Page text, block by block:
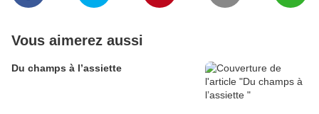
Vous aimerez aussi
Du champs à l’assiette